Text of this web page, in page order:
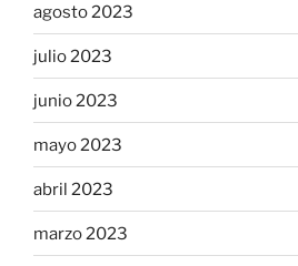
agosto 2023
julio 2023
junio 2023
mayo 2023
abril 2023
marzo 2023